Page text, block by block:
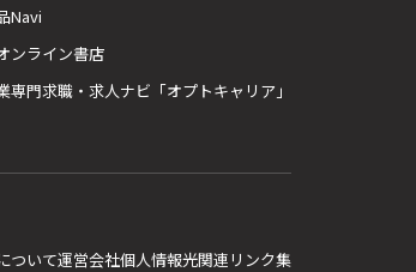
Navi
ンライン書店
専門求職・求人ナビ「オプトキャリア」
ついて運営会社個人情報光関連リンク集